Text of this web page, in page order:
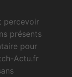
percevoir
présents
pour
Actu.fr